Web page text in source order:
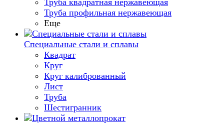
Труба квадратная нержавеющая
Труба профильная нержавеющая
Еще
Специальные стали и сплавы
Квадрат
Круг
Круг калиброванный
Лист
Труба
Шестигранник